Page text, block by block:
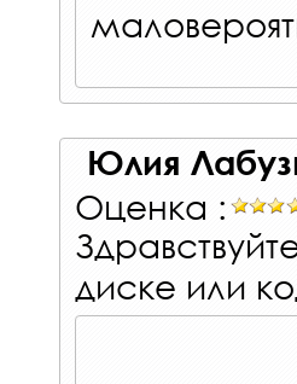
Юлия
Оценка :
диске или